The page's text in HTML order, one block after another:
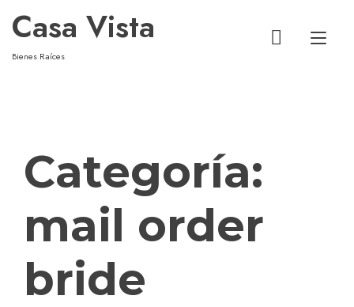
Casa Vista
Bienes Raíces
Categoría:
mail order
bride